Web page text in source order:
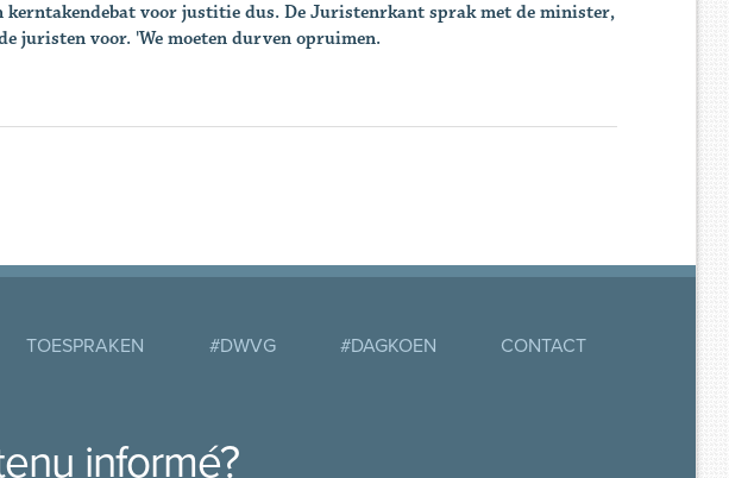
kerntakendebat voor justitie dus. De Juristenrkant sprak met de minister,
juristen voor. 'We moeten durven opruimen.
TOESPRAKEN #DWVG #DAGKOEN CONTACT
informé?